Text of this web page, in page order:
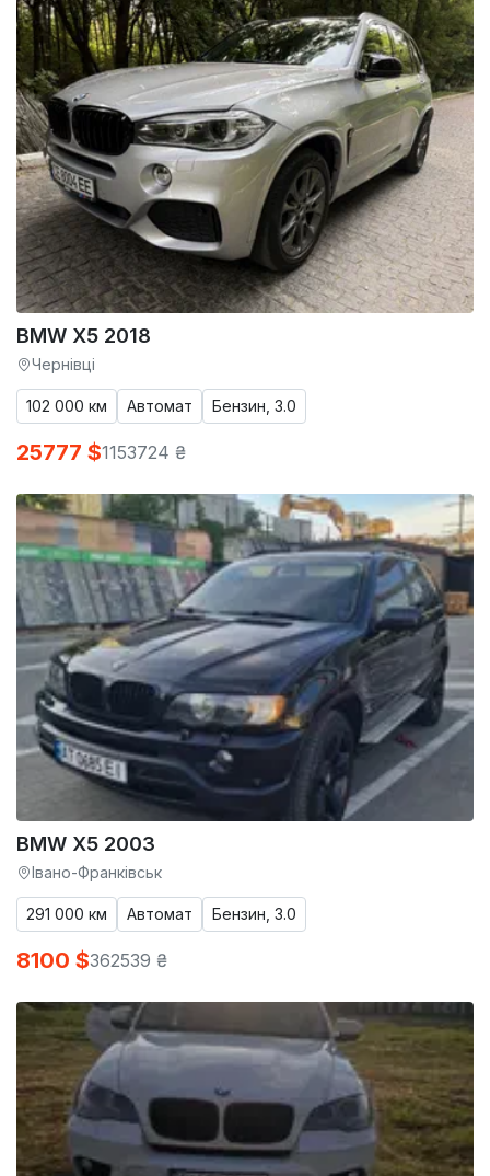
BMW X5 2018
Чернівці
102 000 км Автомат Бензин, 3.0
25777 $1153724 ₴
BMW X5 2003
Івано-Франківськ
291 000 км Автомат Бензин, 3.0
8100 $362539 ₴